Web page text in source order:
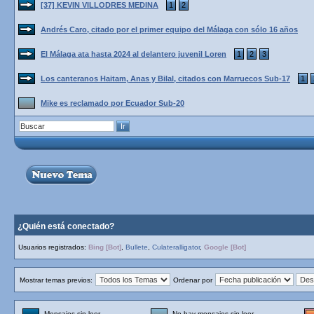
[37] KEVIN VILLODRES MEDINA 1 2
Andrés Caro, citado por el primer equipo del Málaga con sólo 16 años
El Málaga ata hasta 2024 al delantero juvenil Loren 1 2 3
Los canteranos Haitam, Anas y Bilal, citados con Marruecos Sub-17 1
Mike es reclamado por Ecuador Sub-20
¿Quién está conectado?
Usuarios registrados: Bing [Bot] Bullete Culateralligator, Google [Bot]
Mostrar temas previos: Ordenar por